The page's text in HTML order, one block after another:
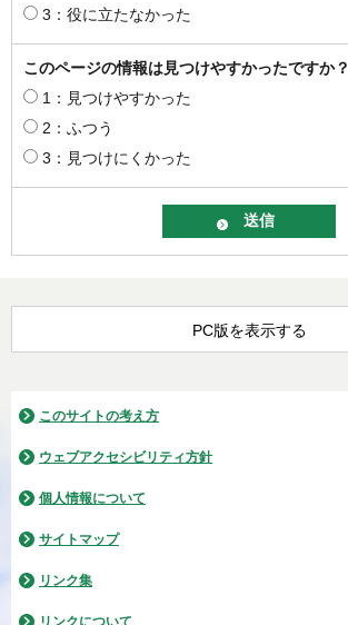
3：役に立たなかった
このページの情報は見つけやすかったですか？
1：見つけやすかった
2：ふつう
3：見つけにくかった
PC版を表示する
このサイトの考え方
ウェブアクセシビリティ方針
個人情報について
サイトマップ
リンク集